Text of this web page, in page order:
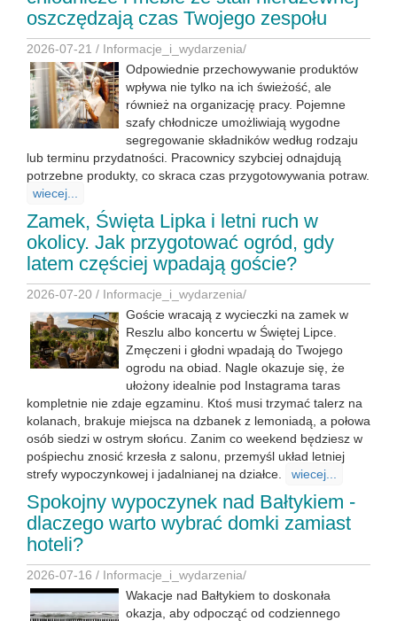
oszczędzają czas Twojego zespołu
2026-07-21 / Informacje_i_wydarzenia/
Odpowiednie przechowywanie produktów
wpływa nie tylko na ich świeżość, ale
również na organizację pracy. Pojemne
szafy chłodnicze umożliwiają wygodne
segregowanie składników według rodzaju
lub terminu przydatności. Pracownicy szybciej odnajdują
potrzebne produkty, co skraca czas przygotowywania potraw.
wiecej...
Zamek, Święta Lipka i letni ruch w
okolicy. Jak przygotować ogród, gdy
latem częściej wpadają goście?
2026-07-20 / Informacje_i_wydarzenia/
Goście wracają z wycieczki na zamek w
Reszlu albo koncertu w Świętej Lipce.
Zmęczeni i głodni wpadają do Twojego
ogrodu na obiad. Nagle okazuje się, że
ułożony idealnie pod Instagrama taras
kompletnie nie zdaje egzaminu. Ktoś musi trzymać talerz na
kolanach, brakuje miejsca na dzbanek z lemoniadą, a połowa
osób siedzi w ostrym słońcu. Zanim co weekend będziesz w
pośpiechu znosić krzesła z salonu, przemyśl układ letniej
strefy wypoczynkowej i jadalnianej na działce.
wiecej...
Spokojny wypoczynek nad Bałtykiem -
dlaczego warto wybrać domki zamiast
hoteli?
2026-07-16 / Informacje_i_wydarzenia/
Wakacje nad Bałtykiem to doskonała
okazja, aby odpocząć od codziennego